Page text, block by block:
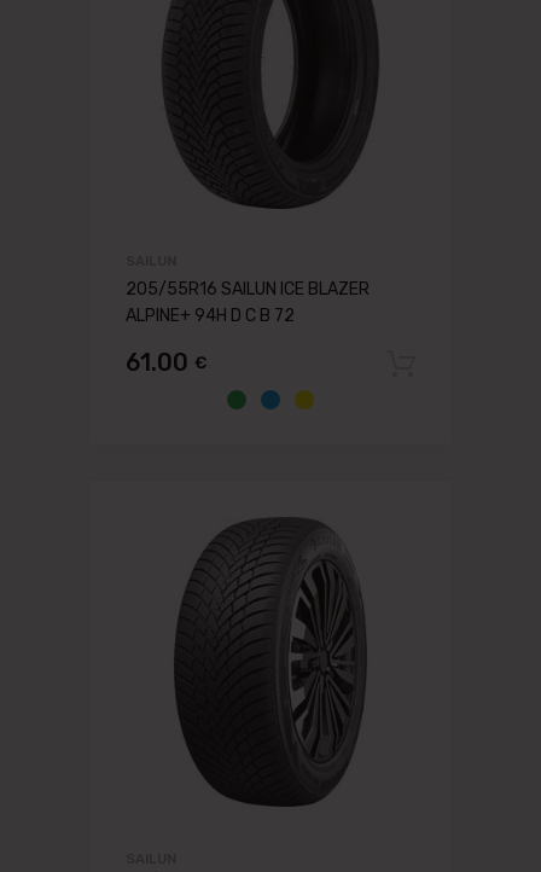
205/55R16 SAILUN ICE BLAZER
ALPINE+ 94H D C B 72
61.00 €